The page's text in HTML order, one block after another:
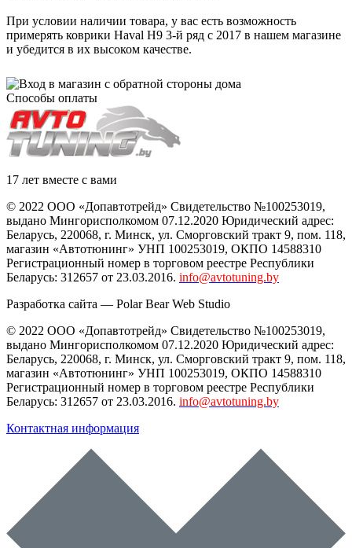
При условии наличии товара, у вас есть возможность
примерять коврики Haval Н9 3-й ряд с 2017 в нашем магазине
и убедится в их высоком качестве.
Способы оплаты
17 лет вместе с вами
© 2022 ООО «Допавтотрейд» Свидетельство №100253019,
выдано Мингорисполкомом 07.12.2020 Юридический адрес:
Беларусь, 220068, г. Минск, ул. Сморговский тракт 9, пом. 118,
магазин «Автотюнинг» УНП 100253019, ОКПО 14588310
Регистрационный номер в торговом реестре Республики
Беларусь: 312657 от 23.03.2016. info@avtotuning.by
Разработка сайта — Polar Bear Web Studio
© 2022 ООО «Допавтотрейд» Свидетельство №100253019,
выдано Мингорисполкомом 07.12.2020 Юридический адрес:
Беларусь, 220068, г. Минск, ул. Сморговский тракт 9, пом. 118,
магазин «Автотюнинг» УНП 100253019, ОКПО 14588310
Регистрационный номер в торговом реестре Республики
Беларусь: 312657 от 23.03.2016. info@avtotuning.by
Контактная информация